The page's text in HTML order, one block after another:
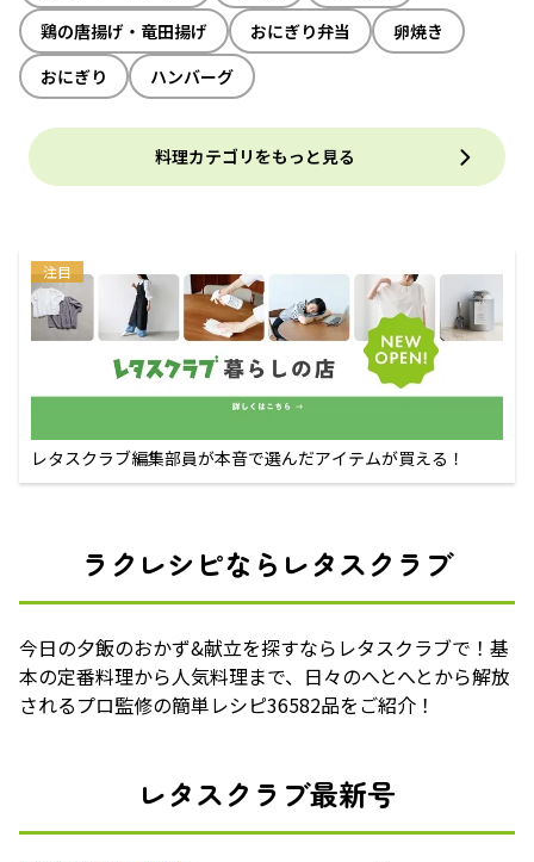
鶏の唐揚げ・竜田揚げ
おにぎり弁当
卵焼き
おにぎり
ハンバーグ
料理カテゴリをもっと見る
注目
レタスクラブ編集部員が本音で選んだアイテムが買える！
ラクレシピならレタスクラブ
今日の夕飯のおかず&献立を探すならレタスクラブで！基
本の定番料理から人気料理まで、日々のへとへとから解放
されるプロ監修の簡単レシピ36582品をご紹介！
レタスクラブ最新号